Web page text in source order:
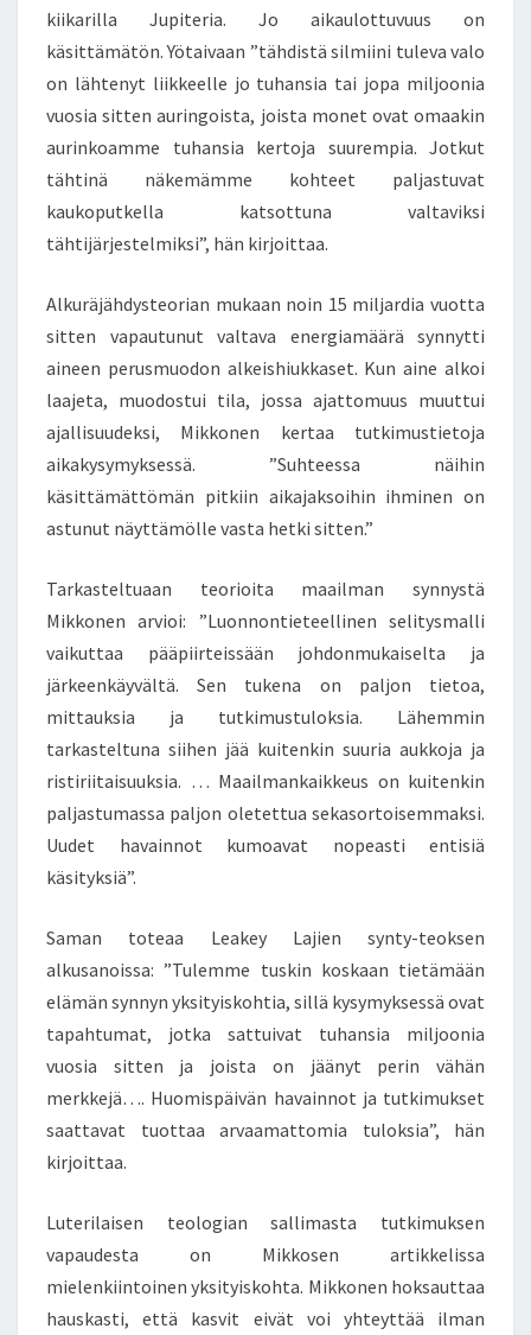
kiikarilla Jupiteria. Jo aikaulottuvuus on
käsittämätön. Yötaivaan ”tähdistä silmiini tuleva valo
on lähtenyt liikkeelle jo tuhansia tai jopa miljoonia
vuosia sitten auringoista, joista monet ovat omaakin
aurinkoamme tuhansia kertoja suurempia. Jotkut
tähtinä näkemämme kohteet paljastuvat
kaukoputkella katsottuna valtaviksi
tähtijärjestelmiksi”, hän kirjoittaa.
Alkuräjähdysteorian mukaan noin 15 miljardia vuotta
sitten vapautunut valtava energiamäärä synnytti
aineen perusmuodon alkeishiukkaset. Kun aine alkoi
laajeta, muodostui tila, jossa ajattomuus muuttui
ajallisuudeksi, Mikkonen kertaa tutkimustietoja
aikakysymyksessä. ”Suhteessa näihin
käsittämättömän pitkiin aikajaksoihin ihminen on
astunut näyttämölle vasta hetki sitten.”
Tarkasteltuaan teorioita maailman synnystä
Mikkonen arvioi: ”Luonnontieteellinen selitysmalli
vaikuttaa pääpiirteissään johdonmukaiselta ja
järkeenkäyvältä. Sen tukena on paljon tietoa,
mittauksia ja tutkimustuloksia. Lähemmin
tarkasteltuna siihen jää kuitenkin suuria aukkoja ja
ristiriitaisuuksia. … Maailmankaikkeus on kuitenkin
paljastumassa paljon oletettua sekasortoisemmaksi.
Uudet havainnot kumoavat nopeasti entisiä
käsityksiä”.
Saman toteaa Leakey Lajien synty-teoksen
alkusanoissa: ”Tulemme tuskin koskaan tietämään
elämän synnyn yksityiskohtia, sillä kysymyksessä ovat
tapahtumat, jotka sattuivat tuhansia miljoonia
vuosia sitten ja joista on jäänyt perin vähän
merkkejä…. Huomispäivän havainnot ja tutkimukset
saattavat tuottaa arvaamattomia tuloksia”, hän
kirjoittaa.
Luterilaisen teologian sallimasta tutkimuksen
vapaudesta on Mikkosen artikkelissa
mielenkiintoinen yksityiskohta. Mikkonen hoksauttaa
hauskasti, että kasvit eivät voi yhteyttää ilman